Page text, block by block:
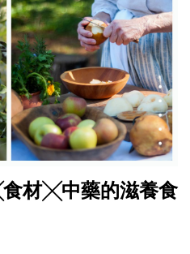
材╳中藥的滋養食